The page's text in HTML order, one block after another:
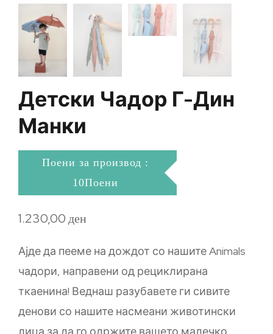
Детски Чадор Г-Дин
Манки
Поени за производ :
10Поени
1.230,00ден
Ајде да пееме на дождот со нашите Animals
чадори, направени од рециклирана
ткаенина! Веднаш разубавете ги сивите
денови со нашите насмеани животински